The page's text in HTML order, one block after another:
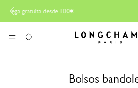
Entrega gratuita desde 100€
MENÚBuscar Longchamp - Home
Bolsos